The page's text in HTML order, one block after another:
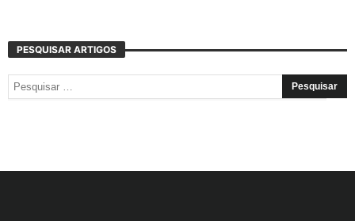
PESQUISAR ARTIGOS